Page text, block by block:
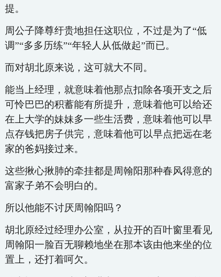
提。
周公子降尊纡贵地担任这职位，不过是为了“低
调”“多多历练”“年轻人从低做起”而已。
而对胡北原来说，这可就大不同。
能当上经理，就意味着他那点扣除各项开支之后
可怜巴巴的积蓄能有所提升，意味着他可以给还
在上大学的妹妹多一些生活费，意味着他可以早
点存钱把房子供完，意味着他可以早点把远在老
家的爸妈接过来。
这些揪心揪肺的牵挂都是周翰阳那种春风得意的
富家子弟不会明白的。
所以他能不讨厌周翰阳吗？
胡北原经过经理办公室，从拉开的百叶窗里看见
周翰阳一脸百无聊赖地坐在那本该由他来坐的位
置上，还打着呵欠。